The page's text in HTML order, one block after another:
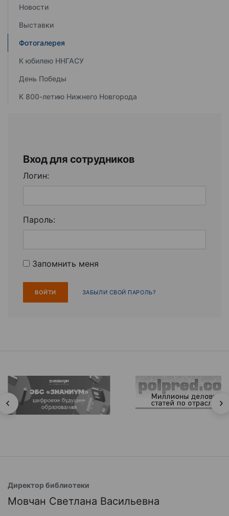
Новости
Выставки
Фотогалерея
К юбилею ННГАСУ
День Победы
К 800-летию Нижнего Новгорода
Вход для сотрудников
Логин:
Пароль:
Запомнить меня
ЗАБЫЛИ СВОЙ ПАРОЛЬ?
Директор библиотеки
Мовчан Светлана Васильевна